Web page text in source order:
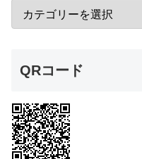
QRコード